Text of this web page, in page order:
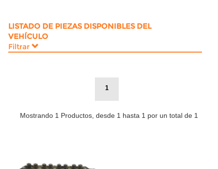
LISTADO DE PIEZAS DISPONIBLES DEL
VEHÍCULO
Filtrar
1
Mostrando 1 Productos, desde 1 hasta 1 por un total de 1